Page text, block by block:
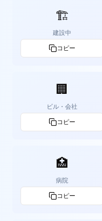
🏗️
建設中
コピー
🏢
ビル・会社
コピー
🏥
病院
コピー